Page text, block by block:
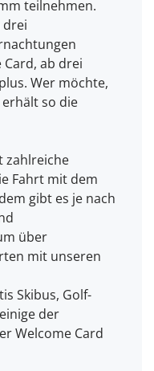
teilnehmen.
drei
Card, ab drei
Wer möchte,
so die
zahlreiche
Fahrt mit dem
gibt es je nach
über
mit unseren
Skibus, Golf-
der
Welcome Card